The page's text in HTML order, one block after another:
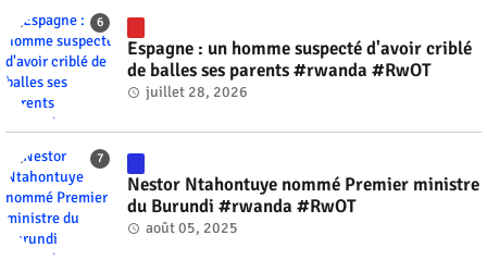
Espagne : un homme suspecté d'avoir criblé
de balles ses parents #rwanda #RwOT
juillet 28, 2026
Nestor Ntahontuye nommé Premier ministre
du Burundi #rwanda #RwOT
août 05, 2025